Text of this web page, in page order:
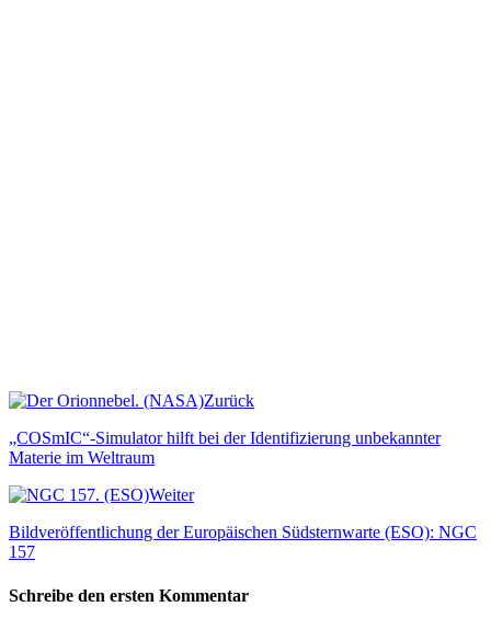
Zurück
„COSmIC“-Simulator hilft bei der Identifizierung unbekannter
Materie im Weltraum
Weiter
Bildveröffentlichung der Europäischen Südsternwarte (ESO): NGC
157
Schreibe den ersten Kommentar